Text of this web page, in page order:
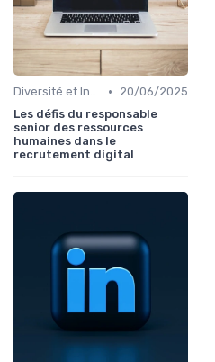
Diversité et Inclusion •
20/06/2025
Les défis du responsable
senior des ressources
humaines dans le
recrutement digital